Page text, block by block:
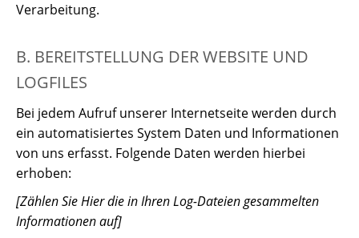
Verarbeitung.
B. BEREITSTELLUNG DER WEBSITE UND
LOGFILES
Bei jedem Aufruf unserer Internetseite werden durch
ein automatisiertes System Daten und Informationen
von uns erfasst. Folgende Daten werden hierbei
erhoben:
[Zählen Sie Hier die in Ihren Log-Dateien gesammelten
Informationen auf]